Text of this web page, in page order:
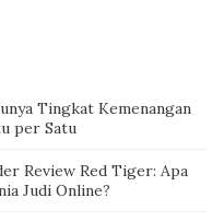
Tingkat Kemenangan
per Satu
Review Red Tiger: Apa
Judi Online?